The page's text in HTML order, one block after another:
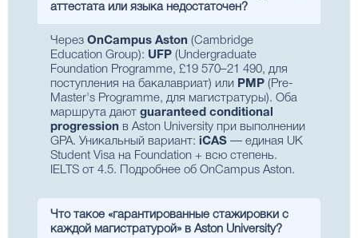
аттестата или языка недостаточен?
Через OnCampus Aston (Cambridge
Education Group): UFP (Undergraduate
Foundation Programme, £19 570–21 490, для
поступления на бакалавриат) или PMP (Pre-
Master's Programme, для магистратуры). Оба
маршрута дают guaranteed conditional
progression в Aston University при выполнении
GPA. Уникальный вариант: iCAS — единая UK
Student Visa на Foundation + всю степень.
IELTS от 4.5.
Подробнее об OnCampus Aston.
Что такое «гарантированные стажировки с
каждой магистратурой» в Aston University?